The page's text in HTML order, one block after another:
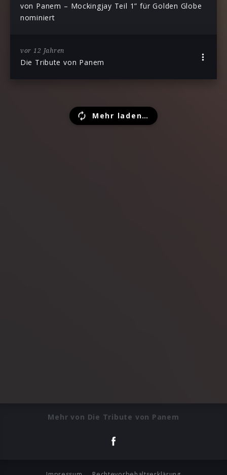
von Panem – Mockingjay Teil 1” für Golden Globe
nominiert
vor 12 Jahren
Die Tribute von Panem
Mehr laden…
Mehr von Die Tribute von Panem